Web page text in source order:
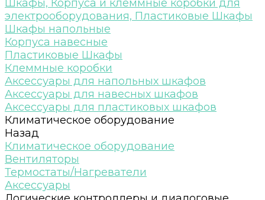
Шкафы, Корпуса и клеммные коробки для
электрооборудования, Пластиковые Шкафы
Шкафы напольные
Корпуса навесные
Пластиковые Шкафы
Клеммные коробки
Аксессуары для напольных шкафов
Аксессуары для навесных шкафов
Аксессуары для пластиковых шкафов
Климатическое оборудование
Назад
Климатическое оборудование
Вентиляторы
Термостаты/Нагреватели
Аксессуары